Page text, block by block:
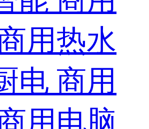
用热水
电 商用
用电脑